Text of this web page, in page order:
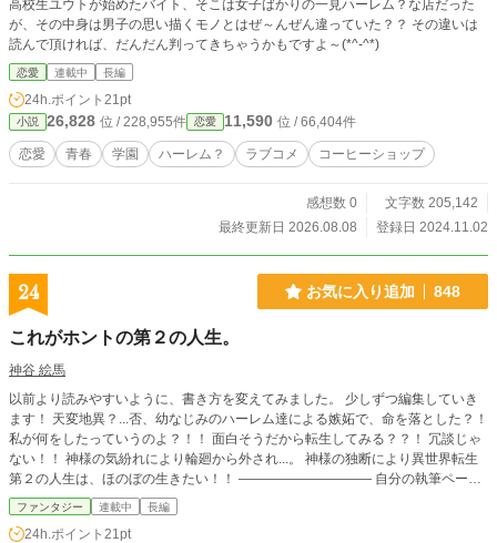
高校生ユウトが始めたバイト、そこは女子ばかりの一見ハーレム？な店だった
が、その中身は男子の思い描くモノとはぜ～んぜん違っていた？？ その違いは
読んで頂ければ、だんだん判ってきちゃうかもですよ～(*^-^*)
恋愛 連載中 長編
24h.ポイント 21pt
小説 26,828 位 / 228,955件 恋愛 11,590 位 / 66,404件
恋愛 青春 学園 ハーレム？ ラブコメ コーヒーショップ
感想数 0
文字数 205,142
最終更新日 2026.08.08
登録日 2024.11.02
24 お気に入り追加 848
これがホントの第２の人生。
神谷 絵馬
以前より読みやすいように、書き方を変えてみました。 少しずつ編集していき
ます！ 天変地異？...否、幼なじみのハーレム達による嫉妬で、命を落とした？！
私が何をしたっていうのよ？！！ 面白そうだから転生してみる？？！ 冗談じゃ
ない！！ 神様の気紛れにより輪廻から外され...。 神様の独断により異世界転生
第２の人生は、ほのぼの生きたい！！ ―――――――――― 自分の執筆ペース
にムラがありすぎるので、１日に１ページの投稿にして、沢山書けた時は予約投
稿を使って、翌日に投稿します。
ファンタジー 連載中 長編
24h.ポイント 21pt